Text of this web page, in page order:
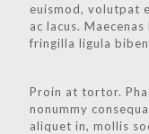
euismod, volutpat
ac lacus.
fringilla ligula
Proin at tortor.
nonummy
aliquet in, mollis